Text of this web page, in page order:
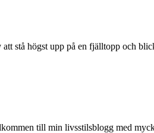
stå högst upp på en fjälltopp och
till min livsstilsblogg med